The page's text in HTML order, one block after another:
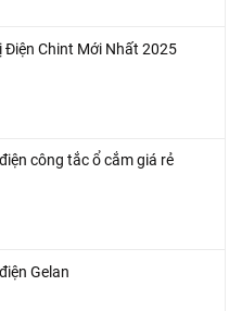
Điện Chint Mới Nhất 2025
công tắc ổ cắm giá rẻ
Gelan